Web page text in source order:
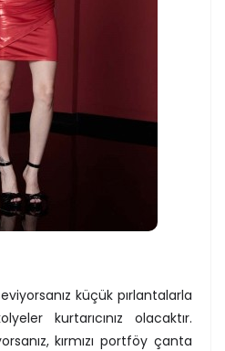
küçük pırlantalarla
kurtarıcınız olacaktır.
kırmızı portföy çanta